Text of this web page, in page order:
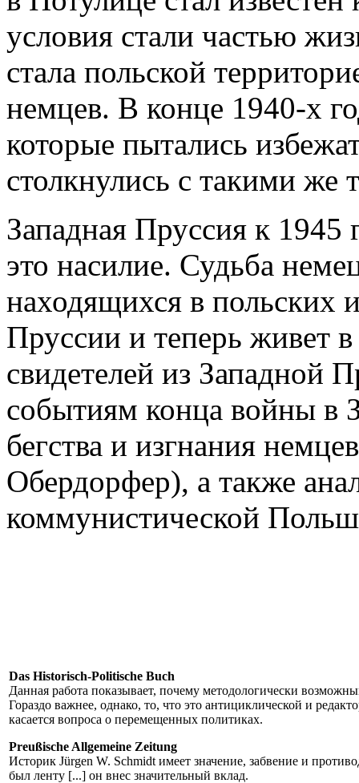
условия стали частью
стала польской
немцев. В конце 1940-х
которые пытались
столкнулись с такими
Западная Пруссия к 1945
это насилие. Судьба
находящихся в польских
Пруссии и теперь живет
свидетелей из Западной
событиям конца войны
бегства и изгнания
Обердорфер), а также
коммунистической
Das Historisch-Politische Buch
Данная работа показывает, почему методологически
Гораздо важнее, однако, то, что это антициклической и
касается вопроса о перемещенных политиках.
Preußische Allgemeine Zeitung
Историк Jürgen W. Schmidt имеет значение, забвение и
был ленту [...] он внес значительный вклад.